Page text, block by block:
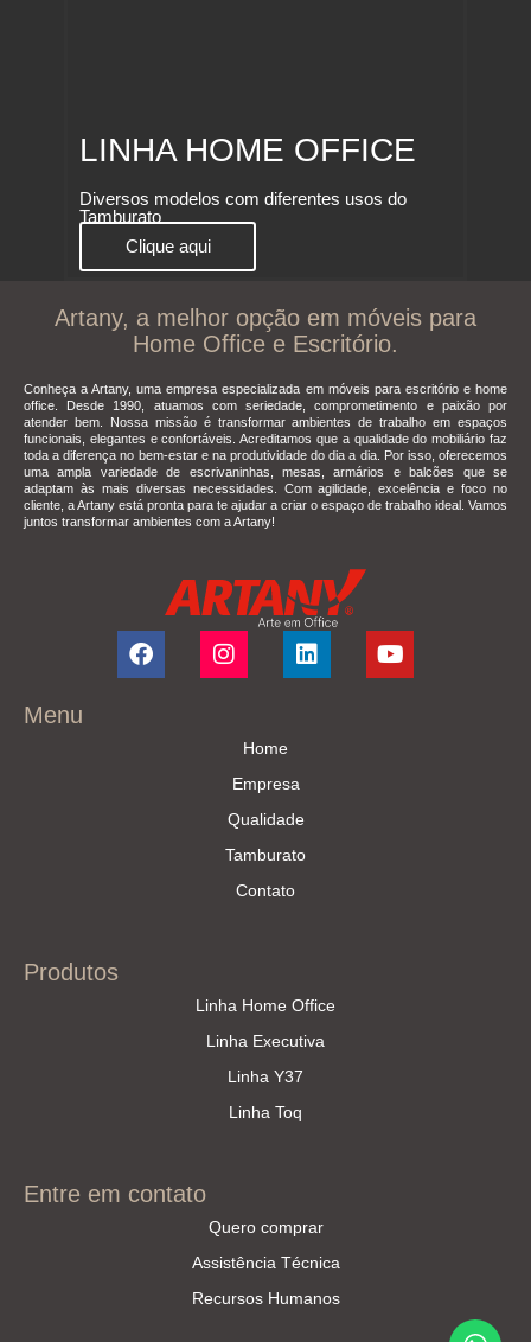
LINHA HOME OFFICE
Diversos modelos com diferentes usos do
Tamburato
Clique aqui
Artany, a melhor opção em móveis para
Home Office e Escritório.
Conheça a Artany, uma empresa especializada em móveis para escritório e home
office. Desde 1990, atuamos com seriedade, comprometimento e paixão por
atender bem. Nossa missão é transformar ambientes de trabalho em espaços
funcionais, elegantes e confortáveis. Acreditamos que a qualidade do mobiliário faz
toda a diferença no bem-estar e na produtividade do dia a dia. Por isso, oferecemos
uma ampla variedade de escrivaninhas, mesas, armários e balcões que se
adaptam às mais diversas necessidades. Com agilidade, excelência e foco no
cliente, a Artany está pronta para te ajudar a criar o espaço de trabalho ideal. Vamos
juntos transformar ambientes com a Artany!
Menu
Home
Empresa
Qualidade
Tamburato
Contato
Produtos
Linha Home Office
Linha Executiva
Linha Y37
Linha Toq
Entre em contato
Quero comprar
Assistência Técnica
Recursos Humanos